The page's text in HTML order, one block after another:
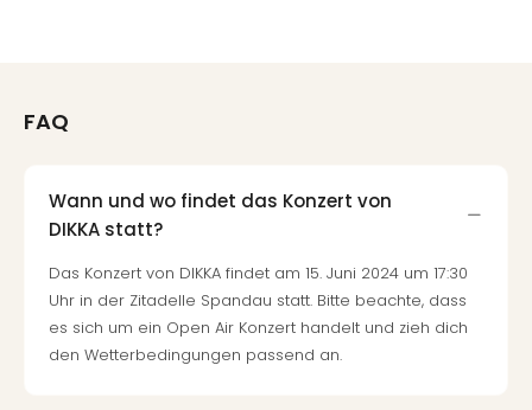
FAQ
Wann und wo findet das Konzert von
DIKKA statt?
Das Konzert von DIKKA findet am 15. Juni 2024 um 17:30
Uhr in der Zitadelle Spandau statt. Bitte beachte, dass
es sich um ein Open Air Konzert handelt und zieh dich
den Wetterbedingungen passend an.